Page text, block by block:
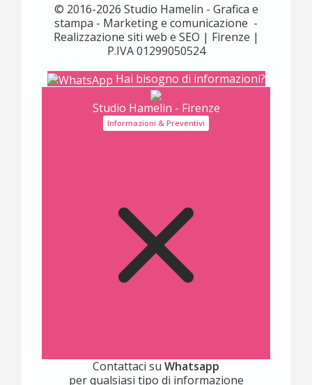
© 2016-2026 Studio Hamelin - Grafica e
stampa - Marketing e comunicazione -
Realizzazione siti web e SEO | Firenze |
P.IVA 01299050524
Hai bisogno di informazioni?
Studio Hamelin - Firenze
Informazioni & Preventivi
Contattaci su Whatsapp
per qualsiasi tipo di informazione